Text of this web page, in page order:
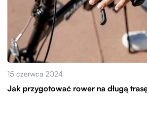
15 czerwca 2024
Jak przygotować rower na długą